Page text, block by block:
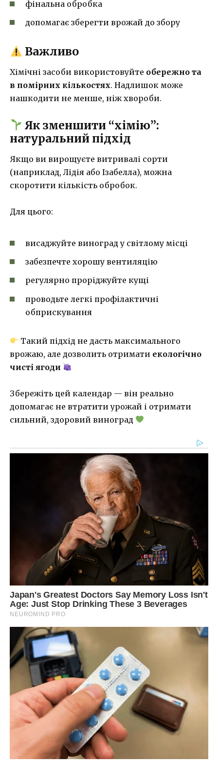
фінальна обробка
допомагає зберегти врожай до збору
Важливо
Хімічні засоби використовуйте обережно та
в помірних кількостях. Надлишок може
нашкодити не менше, ніж хвороби.
Як зменшити “хімію”:
натуральний підхід
Якщо ви вирощуєте витривалі сорти
(наприклад, Лідія або Ізабелла), можна
скоротити кількість обробок.
Для цього:
висаджуйте виноград у світлому місці
забезпечте хорошу вентиляцію
регулярно проріджуйте кущі
проводьте легкі профілактичні
обприскування
Такий підхід не дасть максимального
врожаю, але дозволить отримати екологічно
чисті ягоди
Збережіть цей календар — він реально
допомагає не втратити урожай і отримати
сильний, здоровий виноград